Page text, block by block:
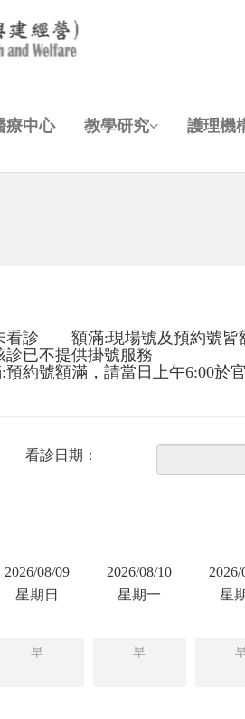
療中心 教學研究 護理機
看診 額滿:現場號及預約號皆
診已不提供掛號服務
預約號額滿，請當日上午6:00於
看診日期：
2026/08/09
星期日
2026/08/10
星期一
2026/
星
早 早